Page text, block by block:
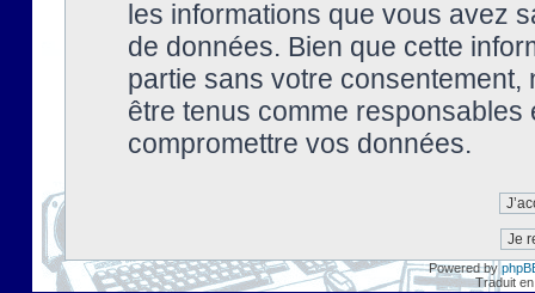
les informations que vous avez
de données. Bien que cette
partie sans votre
être tenus comme
compromettre vos données.
Powered by
Traduit